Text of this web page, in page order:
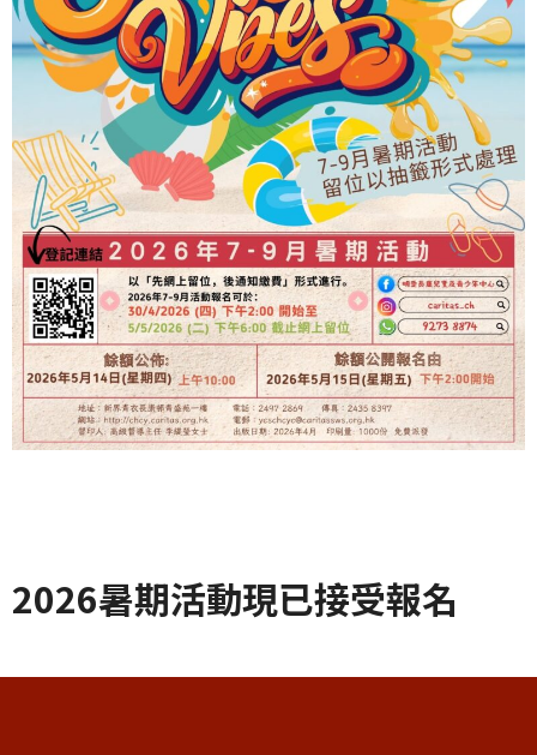
2026暑期活動現已接受報名